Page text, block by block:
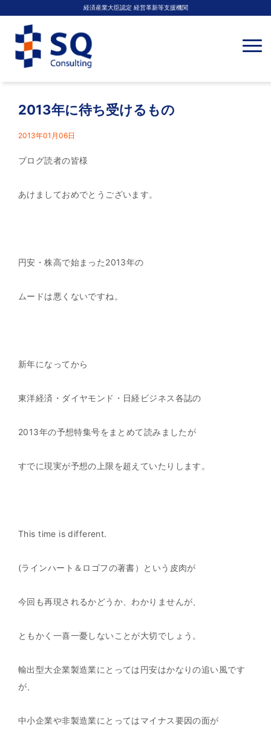
経済産業大臣認定 経営革新等支援機関
N
a
g
2013年に待ち受けるもの
2013年01月06日
ブログ読者の皆様
あけましておめでとうございます。
円安・株高で始まった2013年の
ムードは悪くないですね。
新年になってから
東洋経済・ダイヤモンド・日経ビジネス各誌の
2013年の予想特集号をまとめて読みましたが
すでに現実が予想の上限を超えていたりします。
This time is different.
(ラインハート＆ロゴフの著書）という皮肉が
今回も再現されるかどうか、わかりませんが、
ともかく一喜一憂しないことが大切でしょう。
輸出型大企業製造業にとっては円安はかなりの追い風です
が、
中小企業や非製造業にとってはマイナス要因の面が